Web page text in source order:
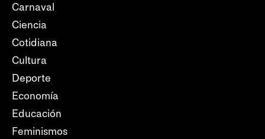
Carnaval
Ciencia
Cotidiana
Cultura
Deporte
Economía
Educación
Feminismos